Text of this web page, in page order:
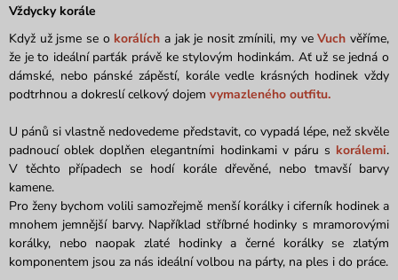
Vždycky korále
Když už jsme se o korálích a jak je nosit zmínili, my veVuch věříme,
že je to ideální parťák právě ke stylovým hodinkám. Ať už se jedná o
dámské, nebo pánské zápěstí, korále vedle krásných hodinek vždy
podtrhnou a dokreslí celkový dojem vymazleného outfitu.
U pánů si vlastně nedovedeme představit, co vypadá lépe, než skvěle
padnoucí oblek doplňen elegantními hodinkami v páru s korálemi.
V těchto případech se hodí korále dřevěné, nebo tmavší barvy
kamene.
Pro ženy bychom volili samozřejmě menší korálky i ciferník hodinek a
mnohem jemnější barvy. Například stříbrné hodinky s mramorovými
korálky, nebo naopak zlaté hodinky a černé korálky se zlatým
komponentem jsou za nás ideální volbou na párty, na ples i do práce.